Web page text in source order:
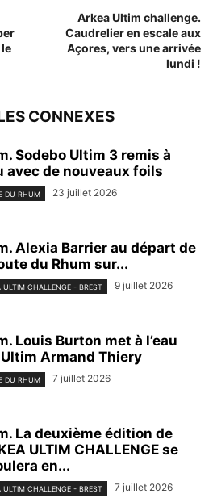
Arkea Ultim challenge.
Caudrelier en escale aux
Açores, vers une arrivée
lundi !
CONNEXES
Sodebo Ultim 3 remis à
avec de nouveaux foils
DU RHUM 23 juillet 2026
Alexia Barrier au départ de
du Rhum sur...
ULTIM CHALLENGE - BREST 9 juillet 2026
Louis Burton met à l’eau
Armand Thiery
DU RHUM 7 juillet 2026
La deuxième édition de
ULTIM CHALLENGE se
en...
ULTIM CHALLENGE - BREST 7 juillet 2026